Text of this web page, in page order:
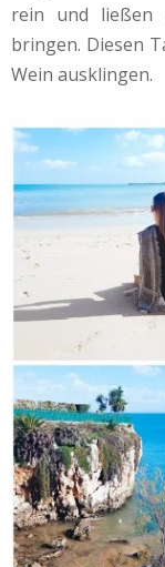
rein und ließen
bringen. Diesen
Wein ausklingen.